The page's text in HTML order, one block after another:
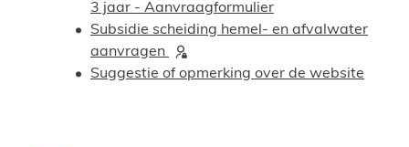
3 jaar - Aanvraagformulier
Subsidie scheiding hemel- en afvalwater
aanvragen
Suggestie of opmerking over de website